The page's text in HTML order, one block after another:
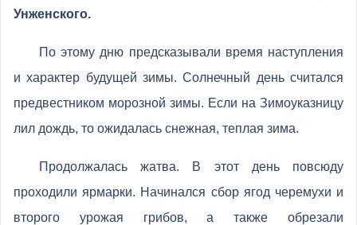
Унженского.
По этому дню предсказывали время наступления
и характер будущей зимы. Солнечный день считался
предвестником морозной зимы. Если на Зимоуказницу
лил дождь, то ожидалась снежная, теплая зима.
Продолжалась жатва. В этот день повсюду
проходили ярмарки. Начинался сбор ягод черемухи и
второго урожая грибов, а также обрезали